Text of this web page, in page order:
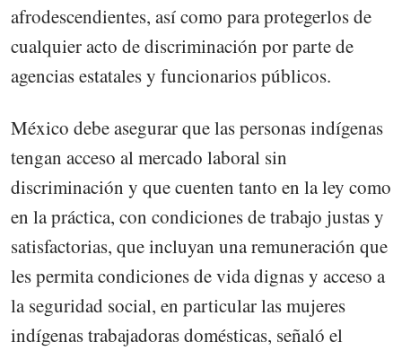
afrodescendientes, así como para protegerlos de
cualquier acto de discriminación por parte de
agencias estatales y funcionarios públicos.
México debe asegurar que las personas indígenas
tengan acceso al mercado laboral sin
discriminación y que cuenten tanto en la ley como
en la práctica, con condiciones de trabajo justas y
satisfactorias, que incluyan una remuneración que
les permita condiciones de vida dignas y acceso a
la seguridad social, en particular las mujeres
indígenas trabajadoras domésticas, señaló el